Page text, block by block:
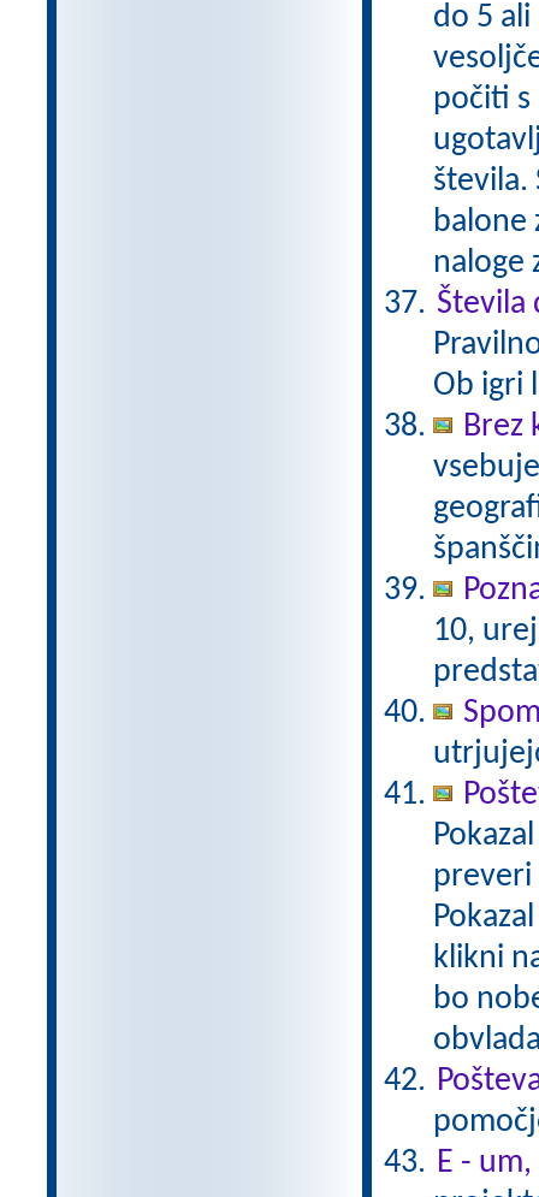
do 5
počiti s
števila.
balone
naloge
Števila
Ob igri
Brez
10,
preveri
klikni
bo
E -